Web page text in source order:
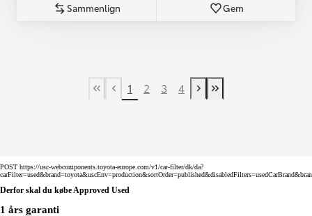
Sammenlign Gem
First Page
Tidligere side
1 2 3 4
Næste side
Last Page
POST https://usc-webcomponents.toyota-europe.com/v1/car-filter/dk/da?
Derfor skal du købe Approved Used
1 års garanti